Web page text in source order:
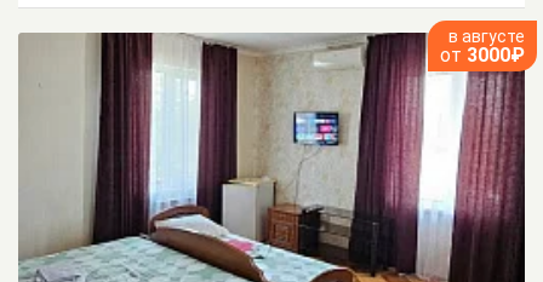
в августе
от 3000₽